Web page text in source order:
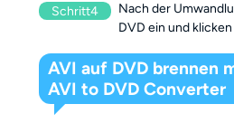
Schritt4
Nach der
DVD ein und
AVI auf DVD brennen
AVI to DVD Converter